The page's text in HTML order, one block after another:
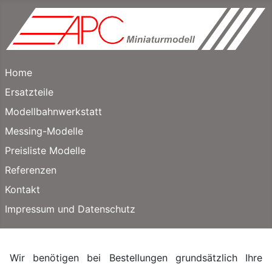
Home
Ersatzteile
Modellbahnwerkstatt
Messing-Modelle
Preisliste Modelle
Referenzen
Kontakt
Impressum und Datenschutz
Wir benötigen bei Bestellungen grundsätzlich Ihre